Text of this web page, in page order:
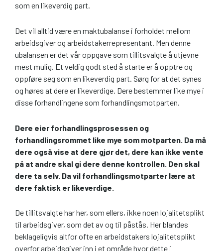
som en likeverdig part.
Det vil alltid være en maktubalanse i forholdet mellom
arbeidsgiver og arbeidstakerrepresentant. Men denne
ubalansen er det vår oppgave som tillitsvalgte å utjevne
mest mulig. Et veldig godt sted å starte er å opptre og
oppføre seg som en likeverdig part. Sørg for at det synes
og høres at dere er likeverdige. Dere bestemmer like mye i
disse forhandlingene som forhandlingsmotparten.
Dere eier forhandlingsprosessen og
forhandlingsrommet like mye som motparten. Da må
dere også vise at dere gjør det, dere kan ikke vente
på at andre skal gi dere denne kontrollen. Den skal
dere ta selv. Da vil forhandlingsmotparter lære at
dere faktisk er likeverdige.
De tillitsvalgte har her, som ellers, ikke noen lojalitetsplikt
til arbeidsgiver, som det av og til påstås. Her blandes
beklageligvis altfor ofte en arbeidstakers lojalitetsplikt
overfor arbeidsgiver inn i et område hvor dette i